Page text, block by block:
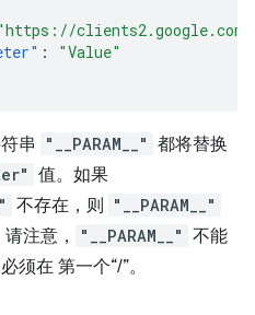
:
"Value"
串 "__PARAM__" 都将替换
值。如果
不存在，则 "__PARAM__"
注意， "__PARAM__" 不能
须在 第一个“/”。